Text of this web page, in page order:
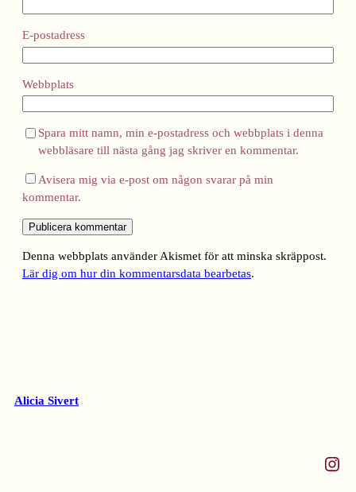
E-postadress
Webbplats
Spara mitt namn, min e-postadress och webbplats i denna
webbläsare till nästa gång jag skriver en kommentar.
Avisera mig via e-post om någon svarar på min
kommentar.
Denna webbplats använder Akismet för att minska skräppost.
Lär dig om hur din kommentarsdata bearbetas.
Alicia Sivert
Instagram